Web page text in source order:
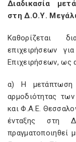
Διαδικασία
στη Δ.Ο.Υ.
Καθορίζεται
επιχειρήσεων
Επιχειρήσεων, ως
α) Η μετάπτωση
αρμοδιότητας
και Φ.Α.Ε.
ένταξης στη
πραγματοποιηθεί